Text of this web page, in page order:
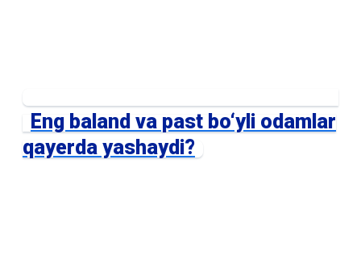
Eng baland va past bo‘yli odamlar
qayerda yashaydi?